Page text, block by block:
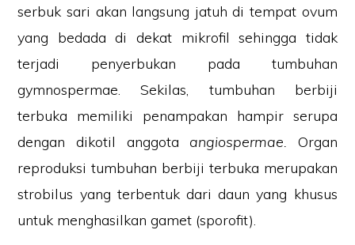
serbuk sari akan langsung jatuh di tempat ovum
yang bedada di dekat mikrofil sehingga tidak
terjadi penyerbukan pada tumbuhan
gymnospermae. Sekilas, tumbuhan berbiji
terbuka memiliki penampakan hampir serupa
dengan dikotil anggota angiospermae. Organ
reproduksi tumbuhan berbiji terbuka merupakan
strobilus yang terbentuk dari daun yang khusus
untuk menghasilkan gamet (sporofit).